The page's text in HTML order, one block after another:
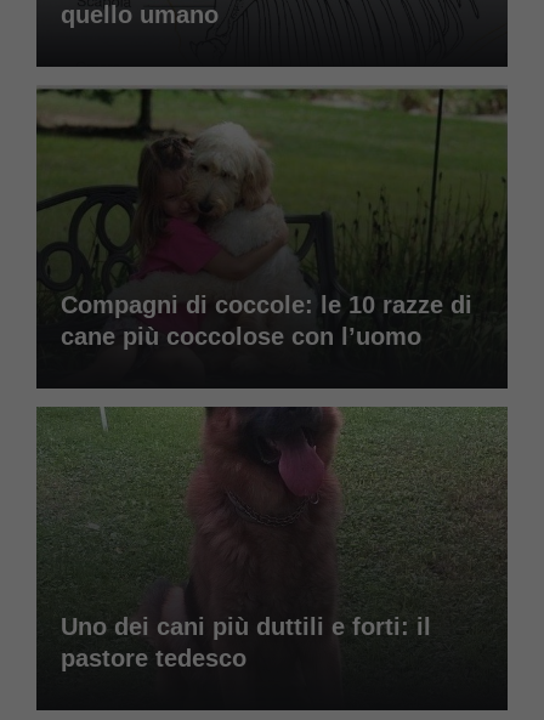
quello umano
Compagni di coccole: le 10 razze di
cane più coccolose con l’uomo
Uno dei cani più duttili e forti: il
pastore tedesco